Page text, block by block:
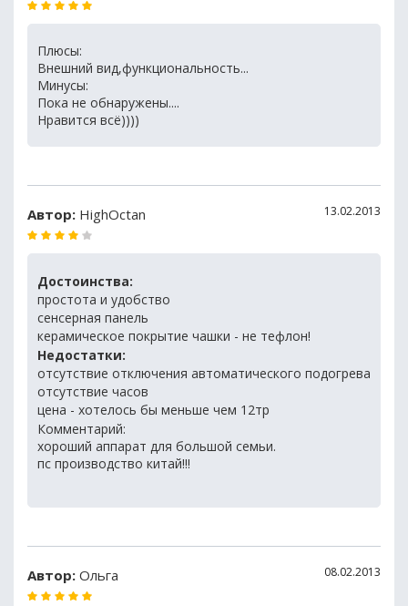
Плюсы:
Внешний вид,функциональность...
Минусы:
Пока не обнаружены....
Нравится всё))))
Автор: HighOctan 13.02.2013
Достоинства:
простота и удобство
сенсерная панель
керамическое покрытие чашки - не тефлон!
Недостатки:
отсутствие отключения автоматического подогрева
отсутствие часов
цена - хотелось бы меньше чем 12тр
Комментарий:
хороший аппарат для большой семьи.
пс производство китай!!!
Автор: Ольга 08.02.2013